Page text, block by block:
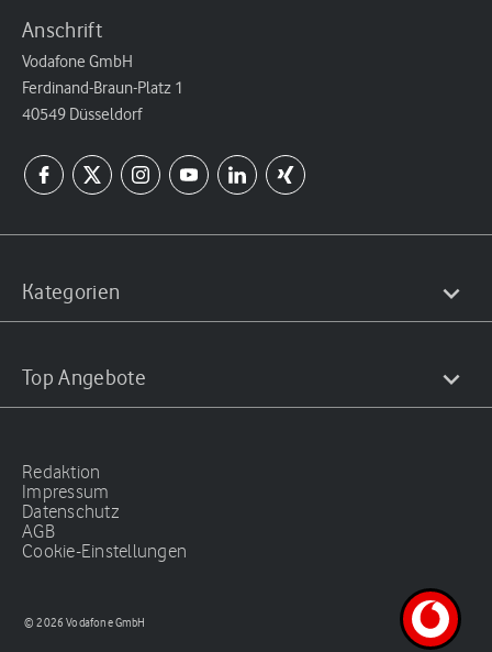
Anschrift
Vodafone GmbH
Ferdinand-Braun-Platz 1
40549 Düsseldorf
Kategorien
Top Angebote
Redaktion
Impressum
Datenschutz
AGB
Cookie-Einstellungen
© 2026 Vodafone GmbH